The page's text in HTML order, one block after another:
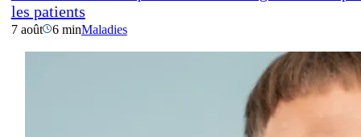
les patients
7 août 6 minMaladies